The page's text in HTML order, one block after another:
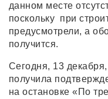
данном месте
поскольку при
предусмотрели, а
получится.
Сегодня, 13
получила
на остановке «По